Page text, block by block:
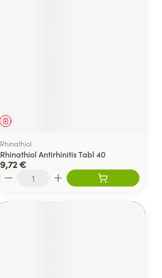
Médicament
Rhinathiol
Rhinathiol Antirhinitis Tabl 40
9,72 €